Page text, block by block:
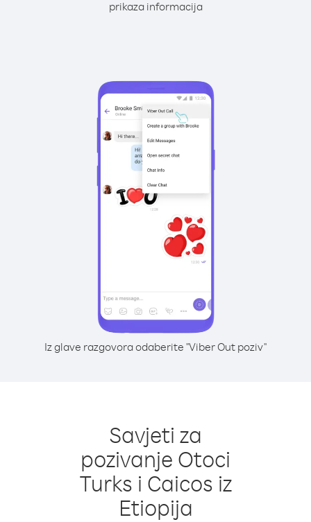
prikaza informacija
Iz glave razgovora odaberite "Viber Out poziv"
Savjeti za
pozivanje Otoci
Turks i Caicos iz
Etiopija